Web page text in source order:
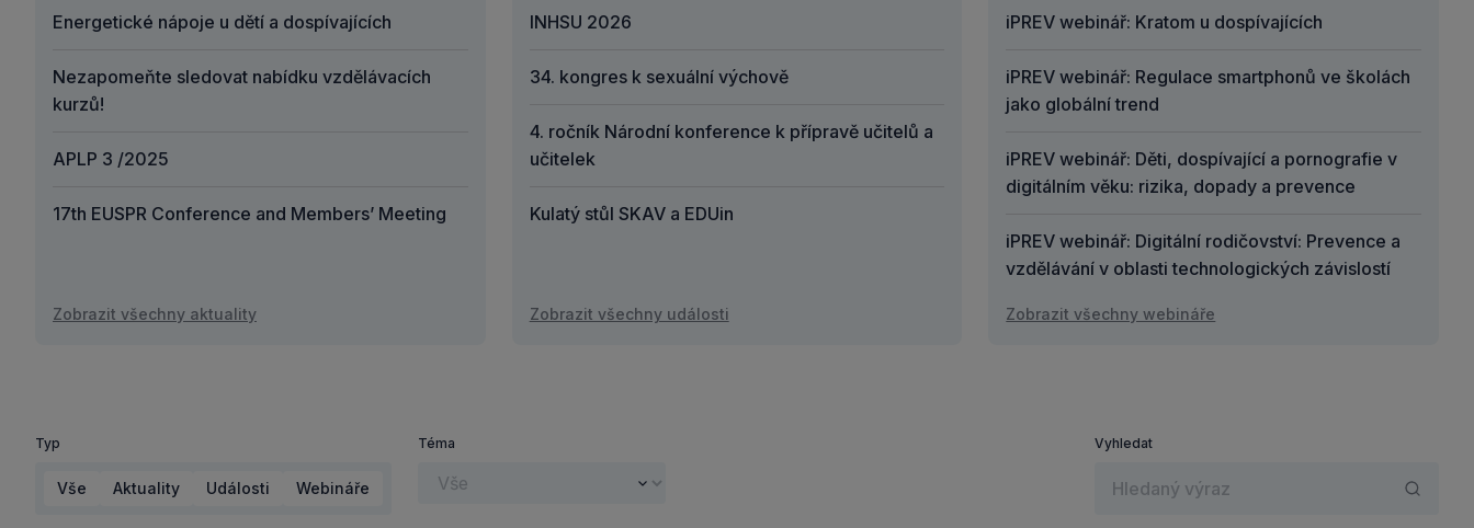
Energetické nápoje u dětí a dospívajících
Nezapomeňte sledovat nabídku vzdělávacích
kurzů!
APLP 3 /2025
17th EUSPR Conference and Members’ Meeting
Zobrazit všechny aktuality
INHSU 2026
34. kongres k sexuální výchově
4. ročník Národní konference k přípravě učitelů a
učitelek
Kulatý stůl SKAV a EDUin
Zobrazit všechny události
iPREV webinář: Kratom u dospívajících
iPREV webinář: Regulace smartphonů ve školách
jako globální trend
iPREV webinář: Děti, dospívající a pornografie v
digitálním věku: rizika, dopady a prevence
iPREV webinář: Digitální rodičovství: Prevence a
vzdělávání v oblasti technologických závislostí
Zobrazit všechny webináře
Typ
Vše Aktuality Události Webináře
Téma Vyhledat